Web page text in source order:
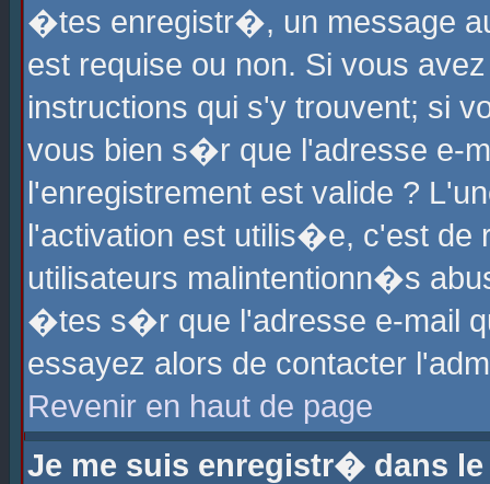
�tes enregistr�, un message
est requise ou non. Si vous
instructions qui s'y trouvent; si
vous bien s�r que l'adresse e-
l'enregistrement est valide ?
l'activation est utilis�e, c'est
utilisateurs malintentionn�s
�tes s�r que l'adresse e-mail
essayez alors de contacter
Revenir en haut de page
Je me suis enregistr� dans